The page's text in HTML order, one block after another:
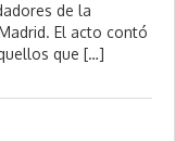
de la
El acto contó
que […]